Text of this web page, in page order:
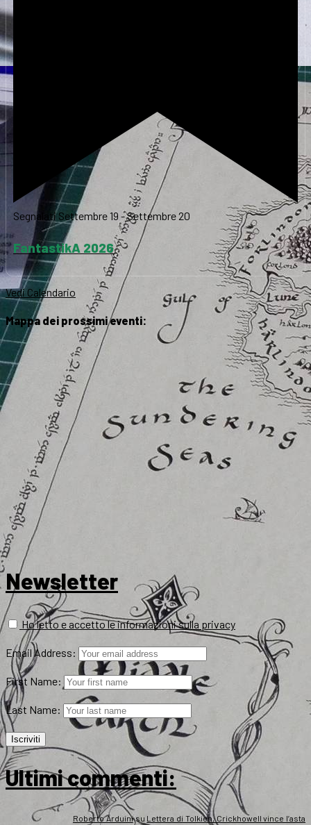
Segnalati Settembre 19 -Settembre 20
FantastikA 2026
Vedi Calendario
Mappa dei prossimi eventi:
Newsletter
Ho letto e accetto le informazioni sulla privacy
Email Address:
First Name:
Last Name:
Ultimi commenti:
Roberto Arduinisu Lettera di Tolkien, Crickhowell vince l’asta